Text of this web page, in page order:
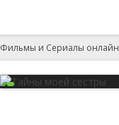
Фильмы и Сериалы онлайн